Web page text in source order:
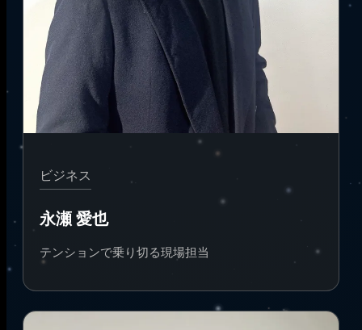
ビジネス
永瀬 愛也
テンションで乗り切る現場担当